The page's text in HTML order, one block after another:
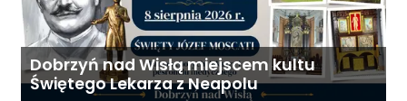
Dobrzyń nad Wisłą miejscem kultu
Świętego Lekarza z Neapolu